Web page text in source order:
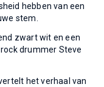
hebben van een
stem.
zwart wit en een
drummer Steve
het verhaal van